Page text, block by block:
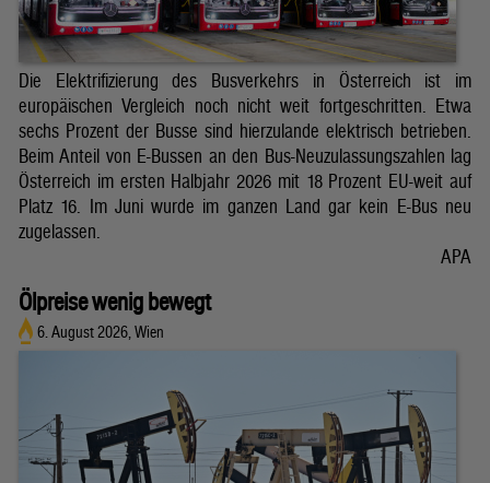
Die Elektrifizierung des Busverkehrs in Österreich ist im
europäischen Vergleich noch nicht weit fortgeschritten. Etwa
sechs Prozent der Busse sind hierzulande elektrisch betrieben.
Beim Anteil von E-Bussen an den Bus-Neuzulassungszahlen lag
Österreich im ersten Halbjahr 2026 mit 18 Prozent EU-weit auf
Platz 16. Im Juni wurde im ganzen Land gar kein E-Bus neu
zugelassen.
APA
Ölpreise wenig bewegt
6. August 2026, Wien